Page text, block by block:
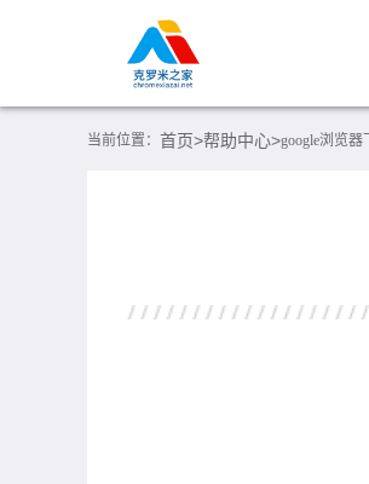
当前位置： 首页>帮助中心>google浏览